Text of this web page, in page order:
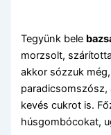
Tegyünk bele
morzsolt,
akkor sózzuk
kevés cukrot is.
húsgombócokat,